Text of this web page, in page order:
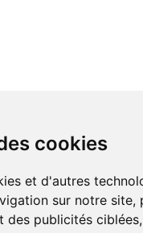
cookies
et d'autres
sur notre site,
des publicités